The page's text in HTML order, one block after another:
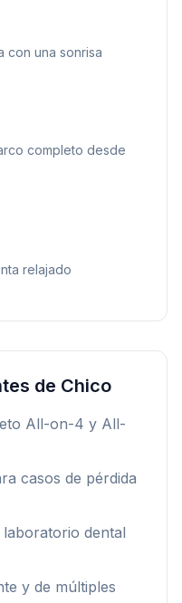
con una sonrisa
completo desde
relajado
de Chico
All-on-4 y All-
casos de pérdida
dental
y de múltiples